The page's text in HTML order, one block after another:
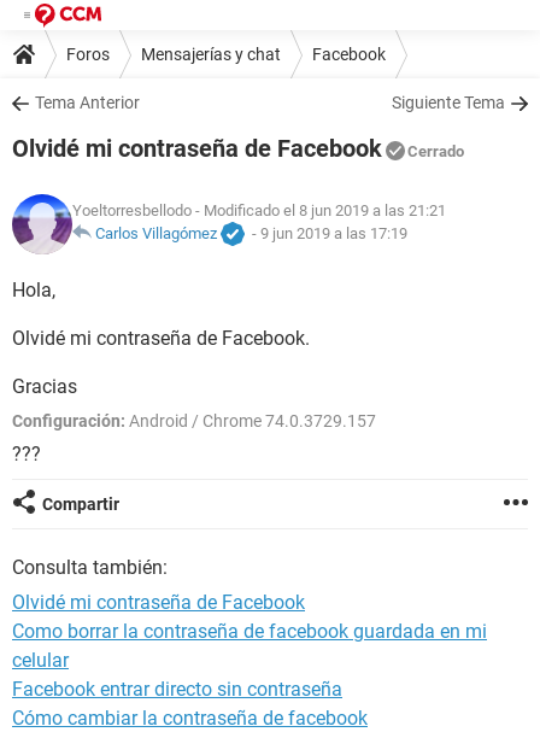
Foros Mensajerías y chat Facebook
Tema Anterior Siguiente Tema
Olvidé mi contraseña de Facebook Cerrado
Yoeltorresbellodo - Modificado el 8 jun 2019 a las 21:21
Carlos Villagómez
- 9 jun 2019 a las 17:19
Hola,
Olvidé mi contraseña de Facebook.
Gracias
Configuración: Android / Chrome 74.0.3729.157
???
Compartir
Consulta también:
Olvidé mi contraseña de Facebook
Como borrar la contraseña de facebook guardada en mi
celular
Facebook entrar directo sin contraseña
Cómo cambiar la contraseña de facebook